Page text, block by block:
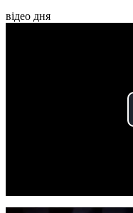
відео дня